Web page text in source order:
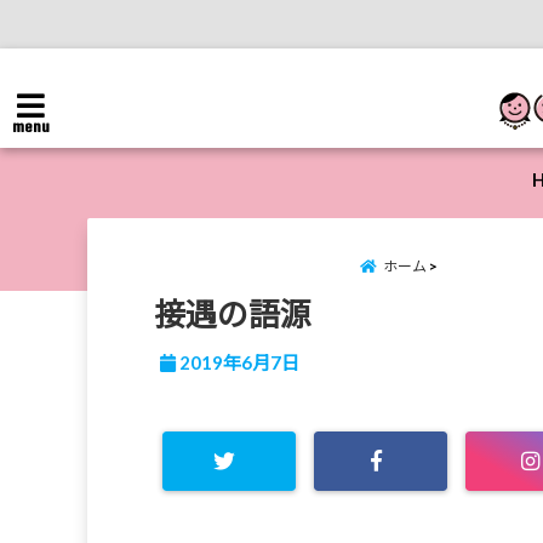
menu
ホーム
接遇の語源
2019年6月7日